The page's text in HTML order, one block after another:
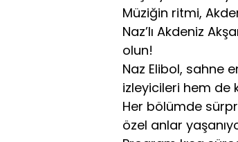
Müziğin ritmi,
Naz’lı Akdeniz
olun!
Naz Elibol, sahne
izleyicileri hem de
Her bölümde
özel anlar